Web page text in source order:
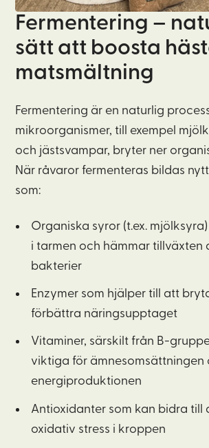
Fermentering –
sätt att boosta
matsmältning
Fermentering är en naturlig
mikroorganismer, till exempel
och jästsvampar, bryter ner
När råvaror fermenteras bildas
som:
Organiska syror (t.ex.
i tarmen och hämmar tillväxten
bakterier
Enzymer som hjälper till att
förbättra näringsupptaget
Vitaminer, särskilt från B-
viktiga för ämnesomsättningen
energiproduktionen
Antioxidanter som kan bidra till
oxidativ stress i kroppen